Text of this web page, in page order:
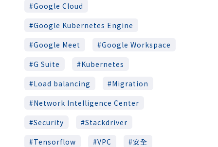
Google Cloud
Google Kubernetes Engine
Google Meet
Google Workspace
G Suite
Kubernetes
Load balancing
Migration
Network Intelligence Center
Security
Stackdriver
Tensorflow
VPC
安全